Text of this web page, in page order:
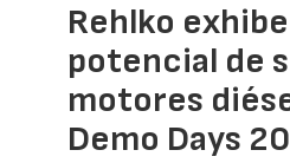
Rehlko
potencial de
motores
Demo Days